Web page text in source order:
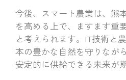
今後、スマート農業は、熊
を高める上で、ますます重
と考えられます。IT技術と
本の豊かな自然を守りなが
安定的に供給できる未来が